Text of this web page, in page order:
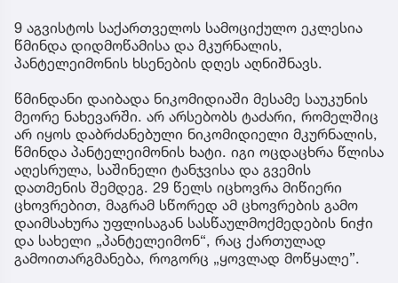
9 აგვისტოს საქართველოს სამოციქულო ეკლესია
წმინდა დიდმოწამისა და მკურნალის,
პანტელეიმონის ხსენების დღეს აღნიშნავს.
წმინდანი დაიბადა ნიკომიდიაში მესამე საუკუნის
მეორე ნახევარში. არ არსებობს ტაძარი, რომელშიც
არ იყოს დაბრძანებული ნიკომიდიელი მკურნალის,
წმინდა პანტელეიმონის ხატი. იგი ოცდაცხრა წლისა
აღესრულა, საშინელი ტანჯვისა და გვემის
დათმენის შემდეგ. 29 წელს იცხოვრა მიწიერი
ცხოვრებით, მაგრამ სწორედ ამ ცხოვრების გამო
დაიმსახურა უფლისაგან სასწაულმოქმედების ნიჭი
და სახელი „პანტელეიმონ“, რაც ქართულად
გამოითარგმანება, როგორც „ყოვლად მოწყალე”.